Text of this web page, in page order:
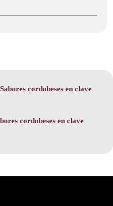
cordobeses en clave
cordobeses en clave